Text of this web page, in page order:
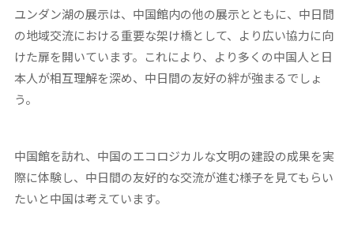
ユンダン湖の展示は、中国館内の他の展示とともに、中日間
の地域交流における重要な架け橋として、より広い協力に向
けた扉を開いています。これにより、より多くの中国人と日
本人が相互理解を深め、中日間の友好の絆が強まるでしょ
う。
中国館を訪れ、中国のエコロジカルな文明の建設の成果を実
際に体験し、中日間の友好的な交流が進む様子を見てもらい
たいと中国は考えています。